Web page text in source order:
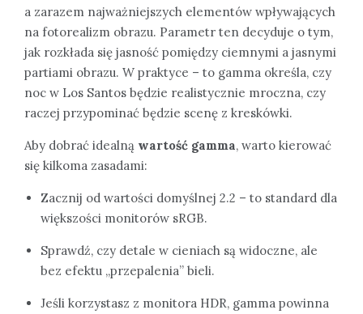
a zarazem najważniejszych elementów wpływających
na fotorealizm obrazu. Parametr ten decyduje o tym,
jak rozkłada się jasność pomiędzy ciemnymi a jasnymi
partiami obrazu. W praktyce – to gamma określa, czy
noc w Los Santos będzie realistycznie mroczna, czy
raczej przypominać będzie scenę z kreskówki.
Aby dobrać idealną wartość gamma, warto kierować
się kilkoma zasadami:
Zacznij od wartości domyślnej 2.2 – to standard dla
większości monitorów sRGB.
Sprawdź, czy detale w cieniach są widoczne, ale
bez efektu „przepalenia” bieli.
Jeśli korzystasz z monitora HDR, gamma powinna